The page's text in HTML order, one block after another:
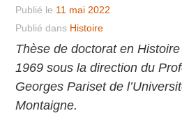
Publié le 11 mai 2022
Publié dans Histoire
Thèse de doctorat en
1969 sous la direction du
Georges Pariset de
Montaigne.